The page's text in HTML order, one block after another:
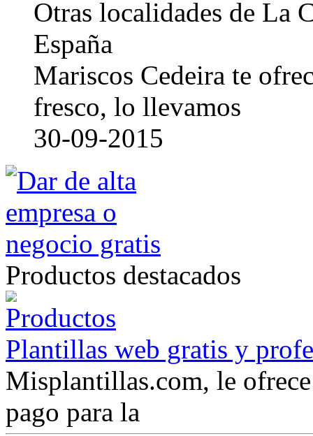
Otras localidades de La
España
Mariscos Cedeira te
fresco, lo llevamos
30-09-2015
Productos destacados
Plantillas web gratis y
Misplantillas.com, le
pago para la